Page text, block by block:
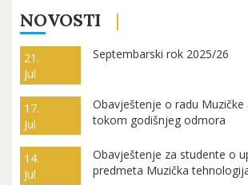
NOVOSTI
21.
Jul
Septembarski rok 2025/26
17.
Jul
Obavještenje o radu Muzičke
tokom godišnjeg odmora
14.
Jul
Obavještenje za studente o
predmeta Muzička